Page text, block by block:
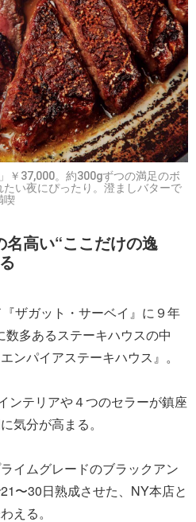
￥37,000。約300gずつの満足のボ
い夜にぴったり。澄ましバターで
喫
高い“ここだけの逸
ザガット・サーベイ』に９年
多あるステーキハウスの中
ンパイアステーキハウス』。
ンテリアや４つのセラーが鎮座
気分が高まる。
イムグレードのブラックアン
〜30日熟成させた、NY本店と
える。